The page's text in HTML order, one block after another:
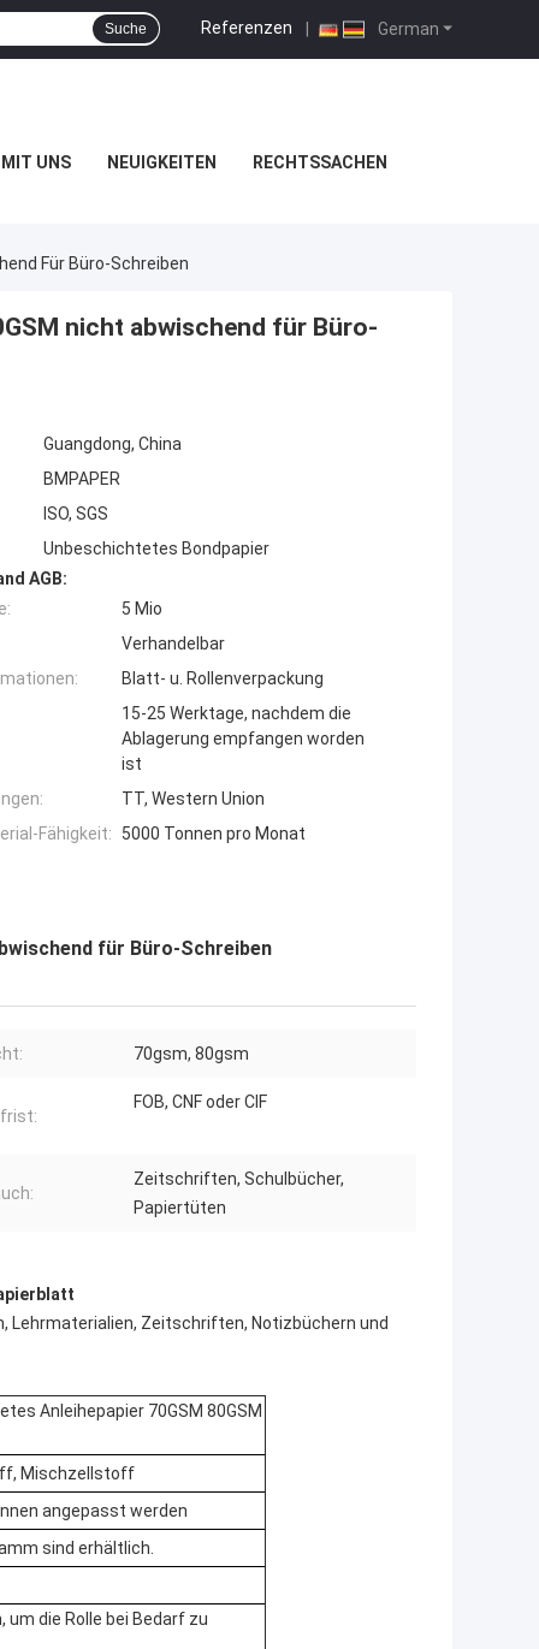
German
Referenzen |
Suche
UNS NEUIGKEITEN RECHTSSACHEN
Für Büro-Schreiben
nicht abwischend für Büro-
Guangdong, China
BMPAPER
ISO, SGS
Unbeschichtetes Bondpapier
AGB:
5 Mio
Verhandelbar
Blatt- u. Rollenverpackung
15-25 Werktage, nachdem die
Ablagerung empfangen worden
ist
TT, Western Union
Fähigkeit:
5000 Tonnen pro Monat
für Büro-Schreiben
70gsm, 80gsm
FOB, CNF oder CIF
Zeitschriften, Schulbücher,
Papiertüten
Lehrmaterialien, Zeitschriften, Notizbüchern und
Anleihepapier 70GSM 80GSM
Mischzellstoff
angepasst werden
sind erhältlich.
die Rolle bei Bedarf zu